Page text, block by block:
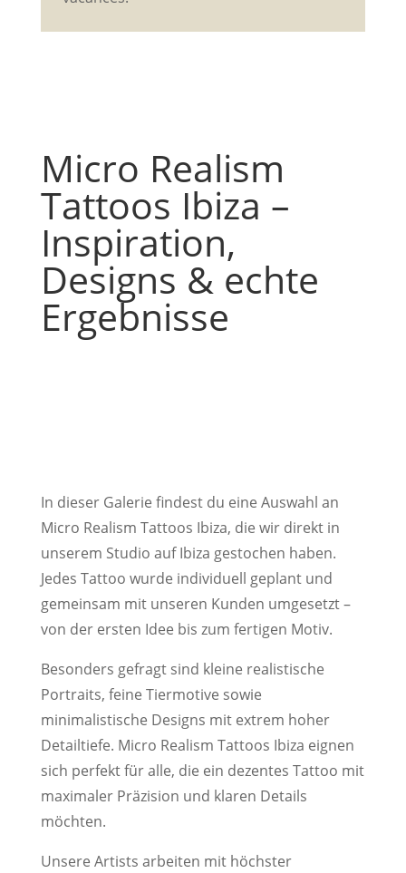
Micro Realism
Tattoos Ibiza –
Inspiration,
Designs & echte
Ergebnisse
In dieser Galerie findest du eine Auswahl an
Micro Realism Tattoos Ibiza, die wir direkt in
unserem Studio auf Ibiza gestochen haben.
Jedes Tattoo wurde individuell geplant und
gemeinsam mit unseren Kunden umgesetzt –
von der ersten Idee bis zum fertigen Motiv.
Besonders gefragt sind kleine realistische
Portraits, feine Tiermotive sowie
minimalistische Designs mit extrem hoher
Detailtiefe. Micro Realism Tattoos Ibiza eignen
sich perfekt für alle, die ein dezentes Tattoo mit
maximaler Präzision und klaren Details
möchten.
Unsere Artists arbeiten mit höchster